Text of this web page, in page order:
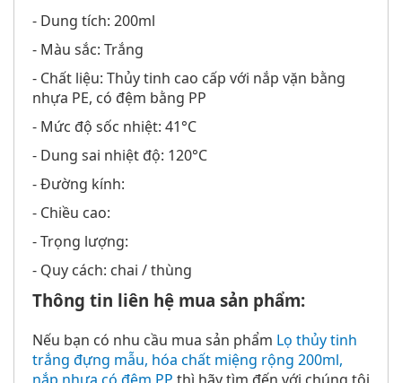
- Dung tích: 200ml
- Màu sắc: Trắng
- Chất liệu: Thủy tinh cao cấp với nắp vặn bằng
nhựa PE, có đệm bằng PP
- Mức độ sốc nhiệt: 41°C
- Dung sai nhiệt độ: 120°C
- Đường kính:
- Chiều cao:
- Trọng lượng:
- Quy cách: chai / thùng
Thông tin liên hệ mua sản phẩm:
Nếu bạn có nhu cầu mua sản phẩm Lọ thủy tinh
trắng đựng mẫu, hóa chất miệng rộng 200ml,